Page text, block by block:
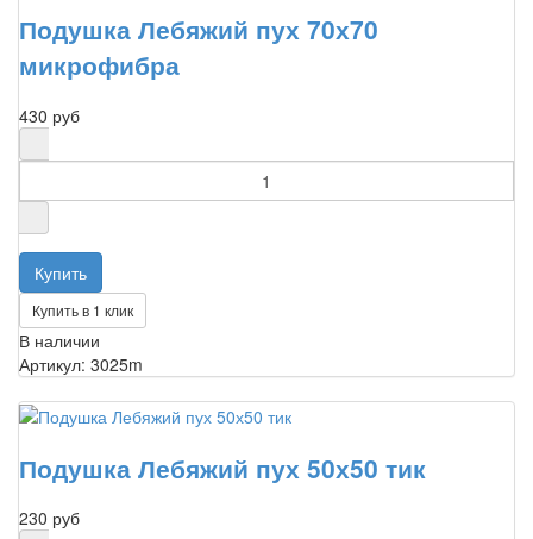
Подушка Лебяжий пух 70х70
микрофибра
430 руб
Купить в 1 клик
В наличии
Артикул: 3025m
Подушка Лебяжий пух 50х50 тик
230 руб